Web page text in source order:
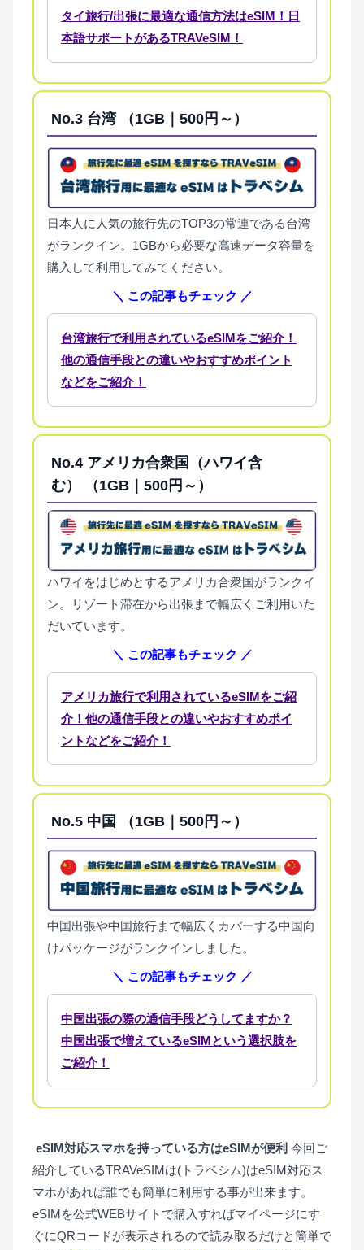
タイ旅行/出張に最適な通信方法はeSIM！日
本語サポートがあるTRAVeSIM！
No.3 台湾 （1GB｜500円～）
日本人に人気の旅行先のTOP3の常連である台湾
がランクイン。1GBから必要な高速データ容量を
購入して利用してみてください。
＼ この記事もチェック ／
台湾旅行で利用されているeSIMをご紹介！
他の通信手段との違いやおすすめポイント
などをご紹介！
No.4 アメリカ合衆国（ハワイ含
む） （1GB｜500円～）
ハワイをはじめとするアメリカ合衆国がランクイ
ン。リゾート滞在から出張まで幅広くご利用いた
だいています。
＼ この記事もチェック ／
アメリカ旅行で利用されているeSIMをご紹
介！他の通信手段との違いやおすすめポイ
ントなどをご紹介！
No.5 中国 （1GB｜500円～）
中国出張や中国旅行まで幅広くカバーする中国向
けパッケージがランクインしました。
＼ この記事もチェック ／
中国出張の際の通信手段どうしてますか？
中国出張で増えているeSIMという選択肢を
ご紹介！
eSIM対応スマホを持っている方はeSIMが便利 今回ご
紹介しているTRAVeSIMは(トラベシム)はeSIM対応ス
マホがあれば誰でも簡単に利用する事が出来ます。
eSIMを公式WEBサイトで購入すればマイページにす
ぐにQRコードが表示されるので読み取るだけと簡単で